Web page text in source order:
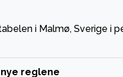
i Malmø, Sverige i
reglene